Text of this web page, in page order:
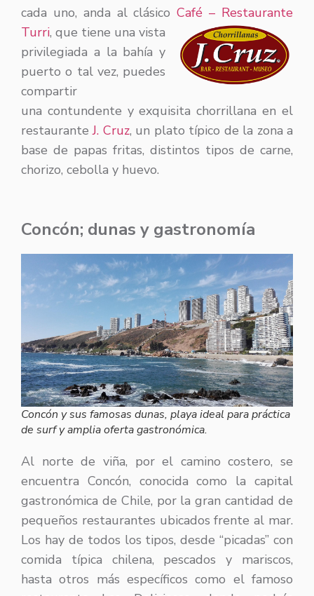
cada uno, anda al clásicoCafé – Restaurante
Turri, que tiene una vista
privilegiada a la bahía y
puerto o tal vez, puedes
compartir
una contundente y exquisita chorrillana en el
restauranteJ. Cruz, un plato típico de la zona a
base de papas fritas, distintos tipos de carne,
chorizo, cebolla y huevo.
Concón; dunas y gastronomía
Concón y sus famosas dunas, playa ideal para práctica
de surf y amplia oferta gastronómica.
Al norte de viña, por el camino costero, se
encuentra Concón, conocida como la capital
gastronómica de Chile, por la gran cantidad de
pequeños restaurantes ubicados frente al mar.
Los hay de todos los tipos, desde “picadas” con
comida típica chilena, pescados y mariscos,
hasta otros más específicos como el famoso